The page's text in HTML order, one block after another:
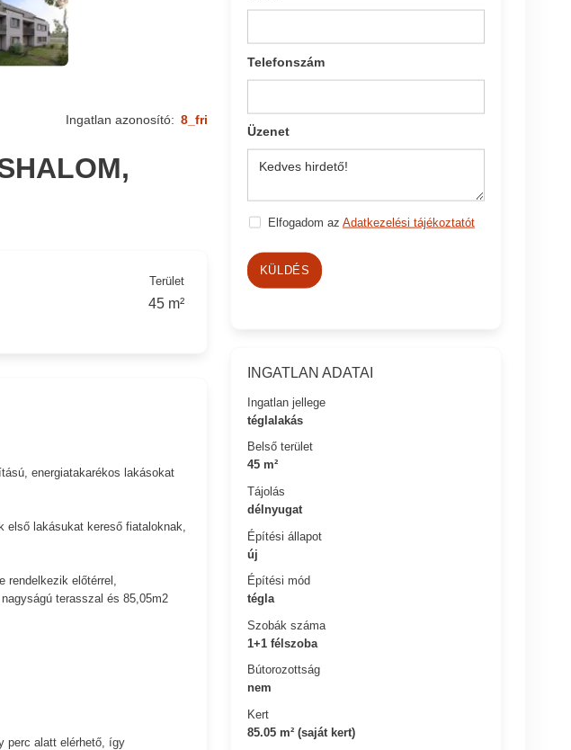
Telefonszám
Üzenet
Elfogadom az Adatkezelési tájékoztatót
KÜLDÉS
INGATLAN ADATAI
Ingatlan jellege
téglalakás
Belső terület
45 m²
Tájolás
délnyugat
Építési állapot
új
Építési mód
tégla
Szobák száma
1+1 félszoba
Bútorozottság
nem
Kert
85.05 m² (saját kert)
Ingatlan azonosító: 8_fri
Terület
45 m²
energiatakarékos lakásokat
első lakásukat kereső fiataloknak,
előtérrel,
terasszal és 85,05m2
perc alatt elérhető, így